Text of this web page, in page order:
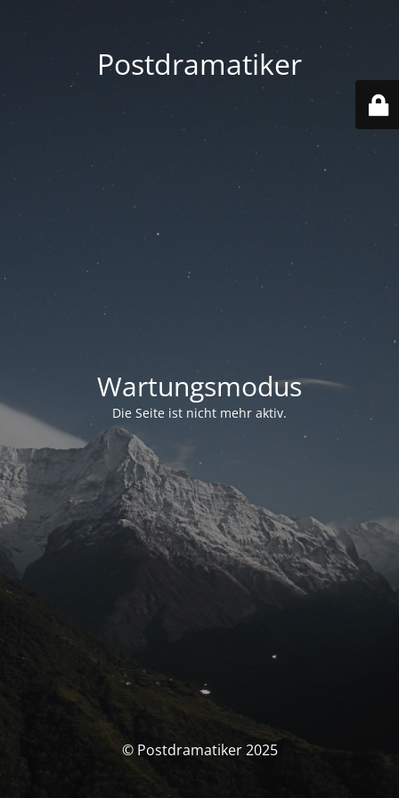
Postdramatiker
Wartungsmodus
Die Seite ist nicht mehr aktiv.
© Postdramatiker 2025